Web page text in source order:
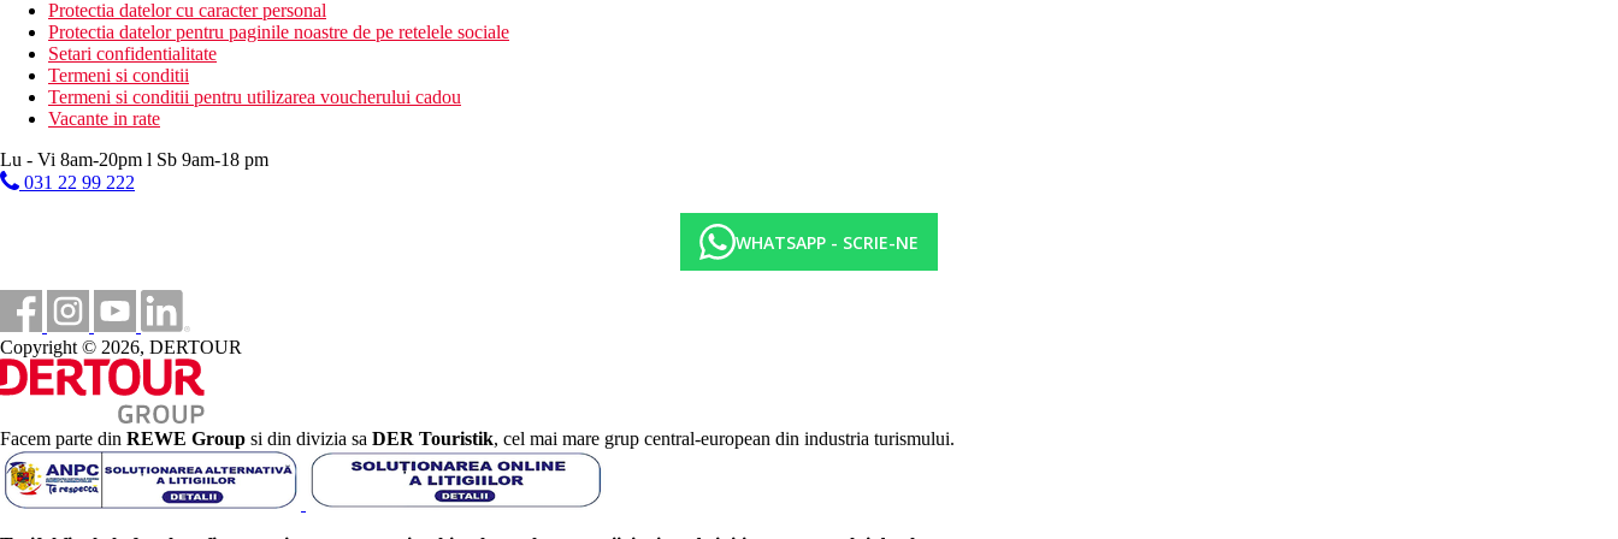
Mic dejun, pranz si cina tip bufet
Gustare
Gustari usoare in timpul zilei
Cafea de dupa-amiaza, ceai si desert
Bauturi alcoolice si nealcoolice de productie locala si bauturi selectate din import (toate 24 de ore)
VISA, CE/MC.
Wellness
Gratuit: sauna, cada cu hidromasaj, baie turceasca
Contra cost: masaje, salon de infrumusetare, peeling
Internet
Gratuit: Wifi in hol
Contra cost: colt de internet.
Categoria oficiala
Categoria oficiala este de 5*
Protectia datelor cu caracter personal
Protectia datelor pentru paginile noastre de pe retelele sociale
Setari confidentialitate
Termeni si conditii
Termeni si conditii pentru utilizarea voucherului cadou
Vacante in rate
Lu - Vi 8am-20pm l Sb 9am-18 pm
031 22 99 222
WHATSAPP - SCRIE-NE
Copyright © 2026, DERTOUR
Facem parte din REWE Group si din divizia sa DER Touristik, cel mai mare grup central-european din industria turismului.